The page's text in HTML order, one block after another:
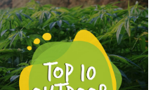
NASIONA MARIHUANY TOP 10 OUTDOOR
KUP TERAZ